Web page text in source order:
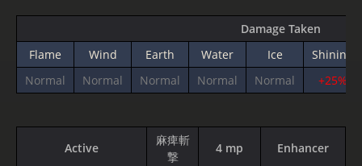
Damage Taken
Flame
Wind Earth Water Ice
Shining
Normal
Normal Normal Normal Normal +25%
Active
麻痺斬
撃
4 mp Enhancer